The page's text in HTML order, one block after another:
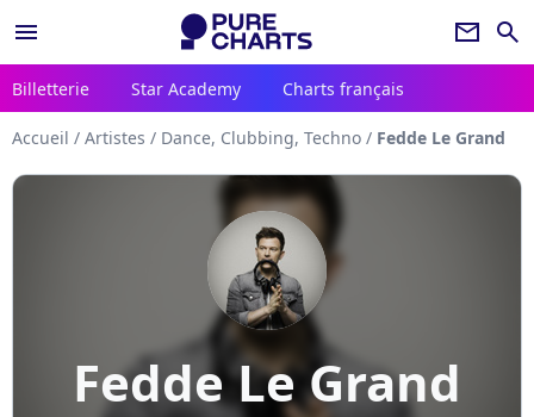
menu newsletter search
Billetterie Star Academy Charts français
Accueil / Artistes / Dance, Clubbing, Techno / Fedde Le Grand
Fedde Le Grand